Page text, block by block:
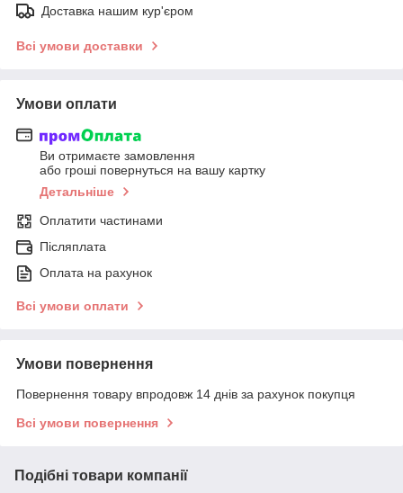
Доставка нашим кур'єром
Всі умови доставки
Умови оплати
Ви отримаєте замовлення
або гроші повернуться на вашу картку
Детальніше
Оплатити частинами
Післяплата
Оплата на рахунок
Всі умови оплати
Умови повернення
Повернення товару впродовж 14 днів за рахунок покупця
Всі умови повернення
Подібні товари компанії